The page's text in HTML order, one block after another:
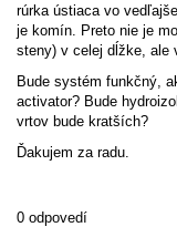
rúrka ústiaca vo
je komín. Preto nie je
steny) v celej dĺžke, ale
Bude systém funkčný,
activator? Bude
vrtov bude kratších?
Ďakujem za radu.
0 odpovedí